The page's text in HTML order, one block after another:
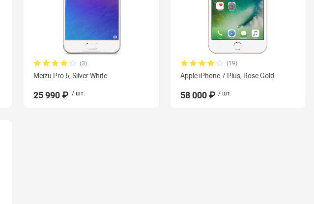
(3)
Meizu Pro 6, Silver White
25 990 ₽ / шт.
(19)
Apple iPhone 7 Plus, Rose Gold
58 000 ₽ / шт.